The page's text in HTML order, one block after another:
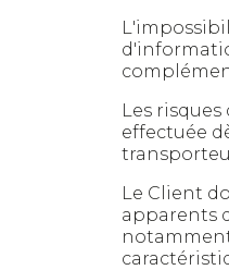
Les
effectuée
Le Client
apparents